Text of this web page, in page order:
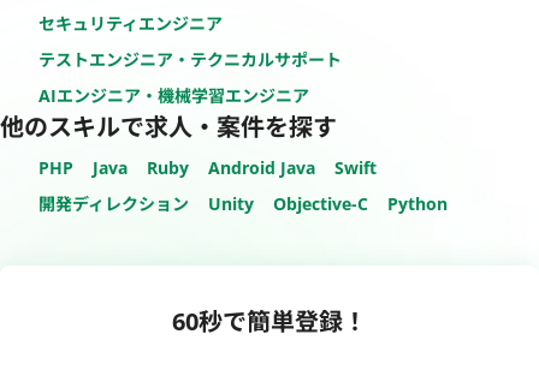
セキュリティエンジニア
テストエンジニア・テクニカルサポート
AIエンジニア・機械学習エンジニア
他のスキルで求人・案件を探す
PHP Java Ruby Android Java
Swift
開発ディレクション
Unity Objective-C Python
60秒で簡単登録！